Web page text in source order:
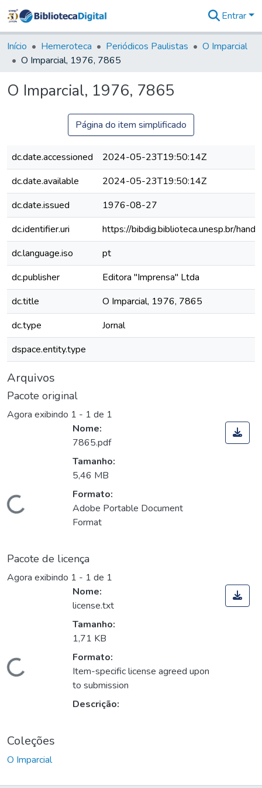
&
Coleções
Tudo na
Digital
Entrar
Início Hemeroteca Periódicos Paulistas
O Imparcial
O Imparcial, 1976, 7865
O Imparcial, 1976, 7865
Página do item simplificado
dc.date.accessioned
2024-05-23T19:50:14Z
dc.date.available
2024-05-23T19:50:14Z
dc.date.issued
1976-08-27
dc.identifier.uri
https://bibdig.biblioteca.unesp.br/
dc.language.iso
pt
dc.publisher
Editora "Imprensa" Ltda
dc.title
O Imparcial, 1976, 7865
dc.type
Jornal
dspace.entity.type
Arquivos
Pacote original
Agora exibindo 1 - 1 de 1
Carregando...
Nome:
7865.pdf
Tamanho:
5,46 MB
Formato:
Adobe Portable Document
Format
Pacote de licença
Agora exibindo 1 - 1 de 1
Carregando...
Nome:
license.txt
Tamanho:
1,71 KB
Formato:
Item-specific license agreed upon
to submission
Descrição:
Coleções
O Imparcial